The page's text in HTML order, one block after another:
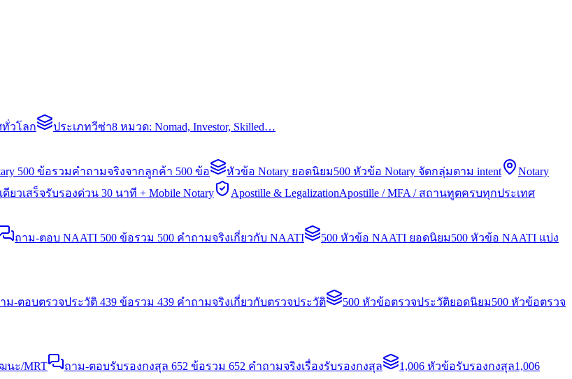
ทั่วโลก ประเภทวีซ่า8 หมวด: Nomad, Investor, Skilled…
500 ข้อรวมคำถามจริงจากลูกค้า 500 ข้อ หัวข้อ Notary ยอดนิยม500 หัวข้อ Notary จัดกลุ่มตาม intent
Notary
ยวเสร็จรับรองด่วน 30 นาที + Mobile Notary Apostille & LegalizationApostille / MFA / สถานทูตครบทุกประเทศ
ถาม-ตอบ NAATI 500 ข้อรวม 500 คำถามจริงเกี่ยวกับ NAATI 500 หัวข้อ NAATI ยอดนิยม500 หัวข้อ NAATI แบ่ง
ม-ตอบตรวจประวัติ 439 ข้อรวม 439 คำถามจริงเกี่ยวกับตรวจประวัติ 500 หัวข้อตรวจประวัติยอดนิยม500 หัวข้อตรวจ
นะ/MRT ถาม-ตอบรับรองกงสุล 652 ข้อรวม 652 คำถามจริงเรื่องรับรองกงสุล 1,006 หัวข้อรับรองกงสุล1,006